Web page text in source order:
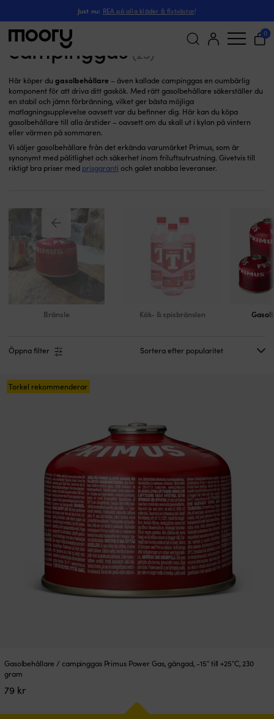
Just nu: REA på alla kläder & flytvästar!
efter:
0
Gasolbehållare &
campinggas (25)
Här köper du gasolbehållare – även kallade campinggas en oumbärlig
komponent för att driva ditt gaskök. Med rätt gasolbehållare säkerställer du
en stabil och jämn förbränning, vilket ger bästa möjliga
matlagningsupplevelse oavsett var du befinner dig. Här kan du köpa
gasolbehållare till alla årstider – oavsett om du skall ut i kylan på vintern
eller värmen på sommaren.
Vi säljer gasolbehållare från det erkända varumärket Primus, som är
synonymt med pålitlighet och säkerhet inom friluftsutrustning. Givetvis till
riktigt bra priser med prisgaranti och galet snabba leveranser.
Bränsle Kök- & spisbränslen
Öppna filter
Torkel rekommenderar
Gasolbehållare / campinggas Primus Power Gas, gängad, -15° till +25°C, 230
gram
79 kr